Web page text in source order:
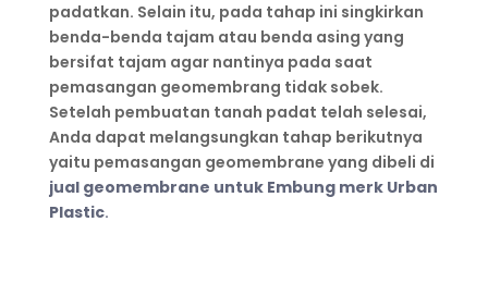
padatkan. Selain itu, pada tahap ini singkirkan
benda-benda tajam atau benda asing yang
bersifat tajam agar nantinya pada saat
pemasangan geomembrang tidak sobek.
Setelah pembuatan tanah padat telah selesai,
Anda dapat melangsungkan tahap berikutnya
yaitu pemasangan geomembrane yang dibeli di
jual geomembrane untuk Embung merk Urban
Plastic.